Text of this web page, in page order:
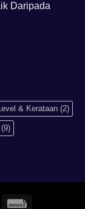
Daripada
& Kerataan (2)
(9)
Bank